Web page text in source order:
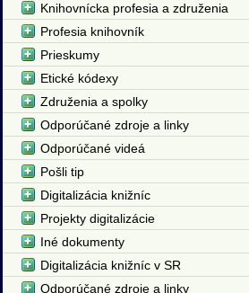
Knihovnícka profesia a združenia
Profesia knihovník
Prieskumy
Etické kódexy
Združenia a spolky
Odporúčané zdroje a linky
Odporúčané videá
Pošli tip
Digitalizácia knižníc
Projekty digitalizácie
Iné dokumenty
Digitalizácia knižníc v SR
Odporúčané zdroje a linky